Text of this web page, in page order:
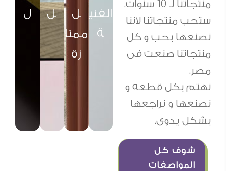
منتجاتنا لـ 10 سنوات.
ستحب منتجاتنا لاننا
نصنعها بحب و كل
منتجاتنا صنعت فى
مصر.
نهتم بكل قطعه و
نصنعها و نراجعها
بشكل يدوى.
شوف كل
المواصفات
الفني
ة
ل
ممتا
زة
ل
ل